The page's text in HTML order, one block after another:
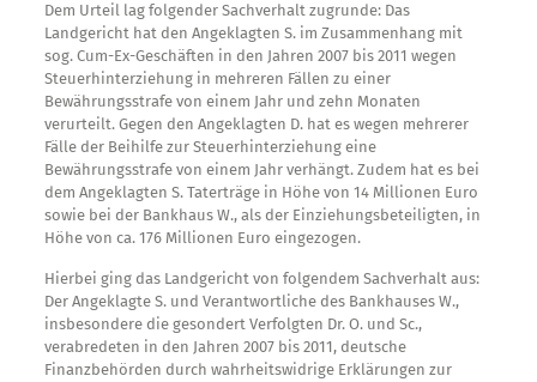
Dem Urteil lag folgender Sachverhalt zugrunde: Das
Landgericht hat den Angeklagten S. im Zusammenhang mit
sog. Cum-Ex-Geschäften in den Jahren 2007 bis 2011 wegen
Steuerhinterziehung in mehreren Fällen zu einer
Bewährungsstrafe von einem Jahr und zehn Monaten
verurteilt. Gegen den Angeklagten D. hat es wegen mehrerer
Fälle der Beihilfe zur Steuerhinterziehung eine
Bewährungsstrafe von einem Jahr verhängt. Zudem hat es bei
dem Angeklagten S. Taterträge in Höhe von 14 Millionen Euro
sowie bei der Bankhaus W., als der Einziehungsbeteiligten, in
Höhe von ca. 176 Millionen Euro eingezogen.
Hierbei ging das Landgericht von folgendem Sachverhalt aus:
Der Angeklagte S. und Verantwortliche des Bankhauses W.,
insbesondere die gesondert Verfolgten Dr. O. und Sc.,
verabredeten in den Jahren 2007 bis 2011, deutsche
Finanzbehörden durch wahrheitswidrige Erklärungen zur